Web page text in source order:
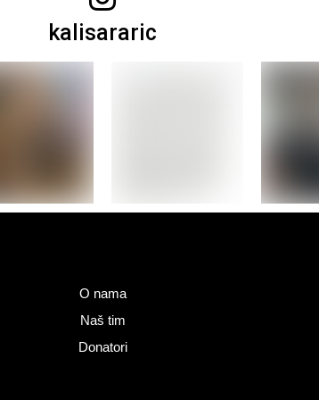
kalisararic
O nama
Naš tim
Donatori